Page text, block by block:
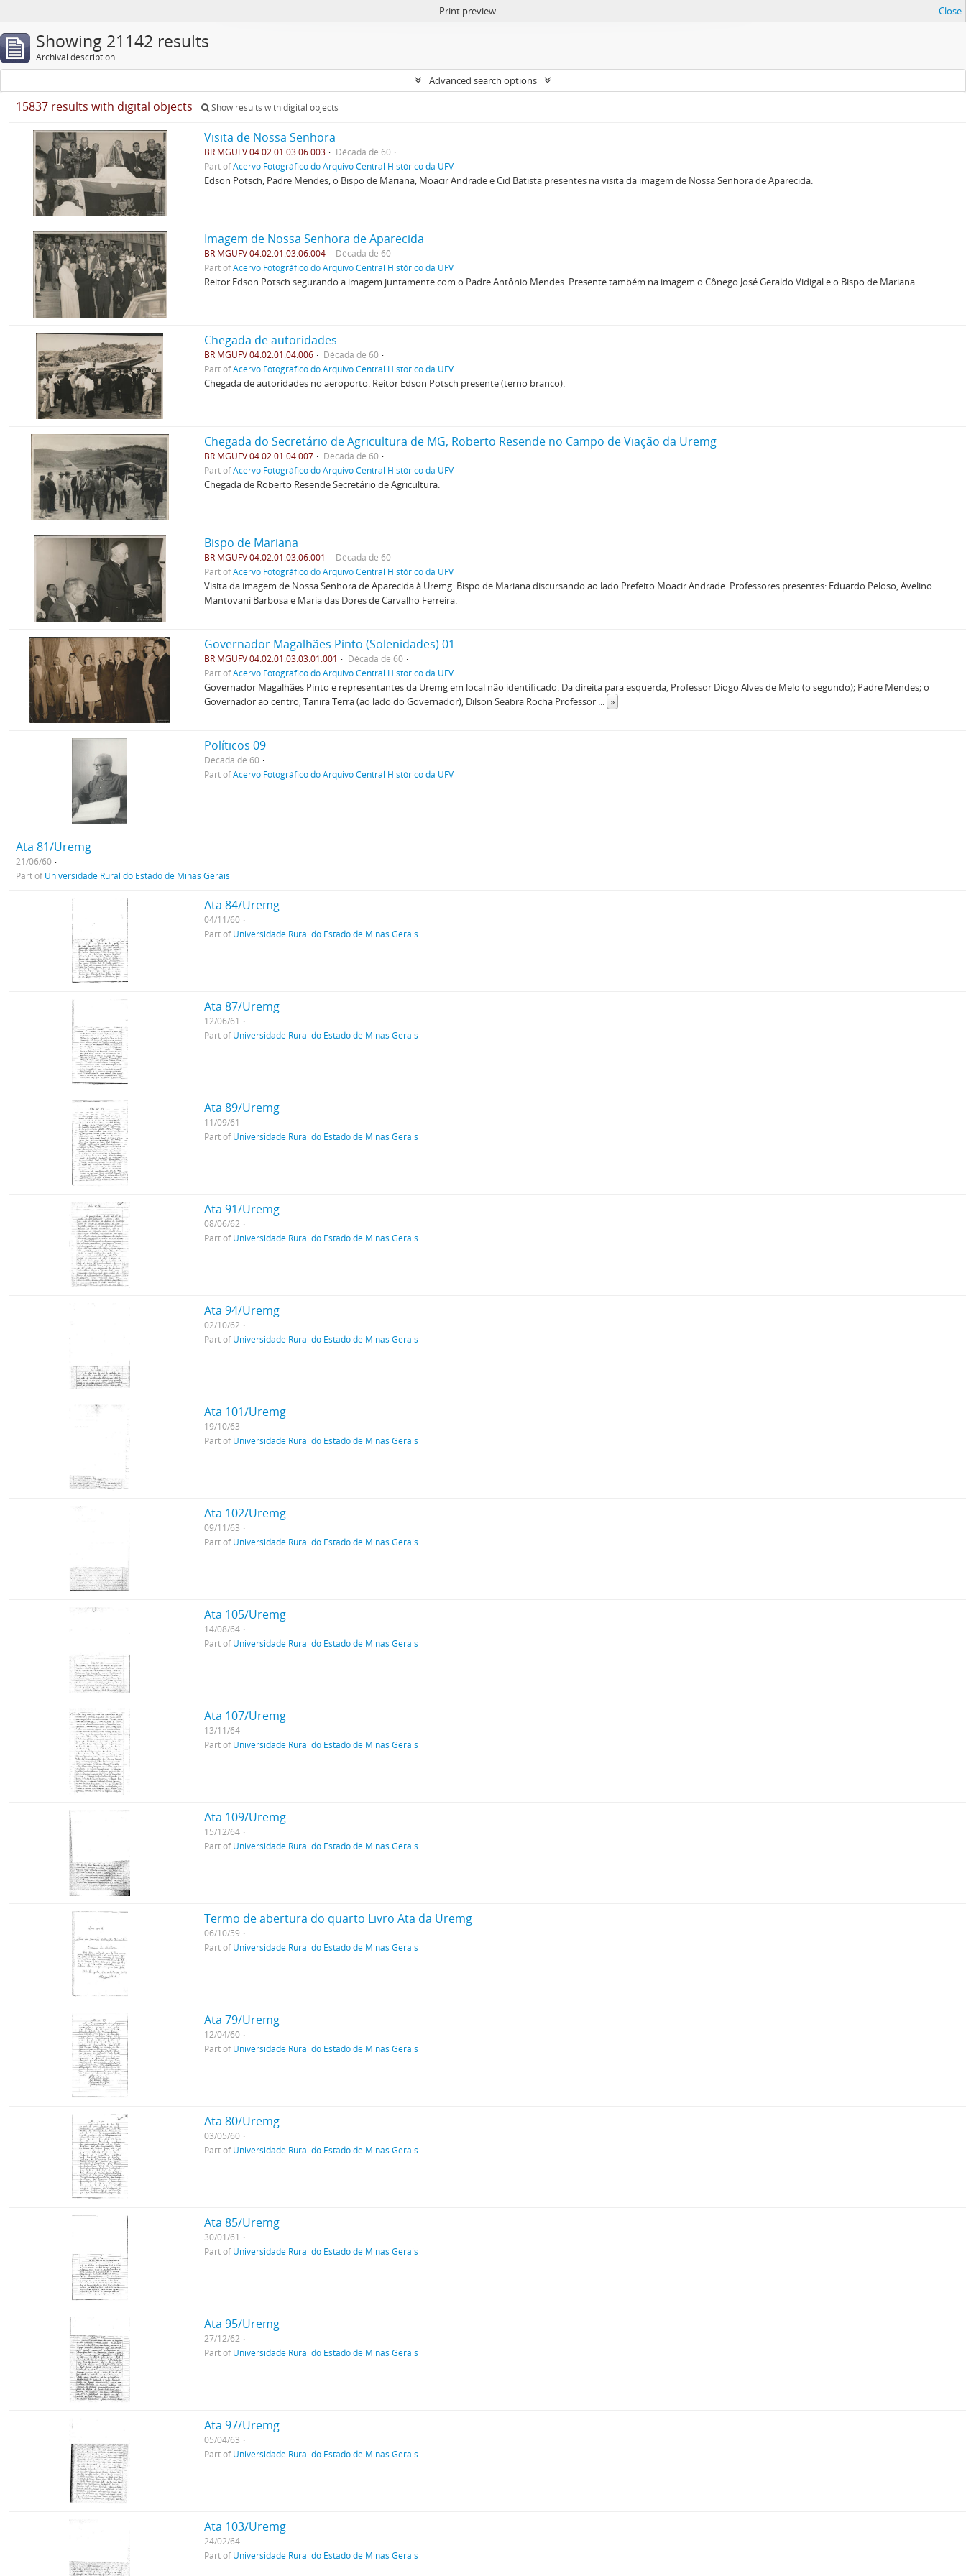
Print preview Close
Showing 21142 results
Archival description
Advanced search options
15837 results with digital objects Show results with digital objects
Visita de Nossa Senhora
BR MGUFV 04.02.01.03.06.003
Década de 60
Part ofAcervo Fotográfico do Arquivo Central Histórico da UFV
Edson Potsch, Padre Mendes, o Bispo de Mariana, Moacir Andrade e Cid Batista presentes na visita da imagem de Nossa Senhora de Aparecida.
Imagem de Nossa Senhora de Aparecida
BR MGUFV 04.02.01.03.06.004
Década de 60
Part ofAcervo Fotográfico do Arquivo Central Histórico da UFV
Reitor Edson Potsch segurando a imagem juntamente com o Padre Antônio Mendes. Presente também na imagem o Cônego José Geraldo Vidigal e o Bispo de Mariana.
Chegada de autoridades
BR MGUFV 04.02.01.04.006
Década de 60
Part ofAcervo Fotográfico do Arquivo Central Histórico da UFV
Chegada de autoridades no aeroporto. Reitor Edson Potsch presente (terno branco).
Chegada do Secretário de Agricultura de MG, Roberto Resende no Campo de Viação da Uremg
BR MGUFV 04.02.01.04.007
Década de 60
Part ofAcervo Fotográfico do Arquivo Central Histórico da UFV
Chegada de Roberto Resende Secretário de Agricultura.
Bispo de Mariana
BR MGUFV 04.02.01.03.06.001
Década de 60
Part ofAcervo Fotográfico do Arquivo Central Histórico da UFV
Visita da imagem de Nossa Senhora de Aparecida à Uremg. Bispo de Mariana discursando ao lado Prefeito Moacir Andrade. Professores presentes: Eduardo Peloso, Avelino
Mantovani Barbosa e Maria das Dores de Carvalho Ferreira.
Governador Magalhães Pinto (Solenidades) 01
BR MGUFV 04.02.01.03.03.01.001
Década de 60
Part ofAcervo Fotográfico do Arquivo Central Histórico da UFV
Governador Magalhães Pinto e representantes da Uremg em local não identificado. Da direita para esquerda, Professor Diogo Alves de Melo (o segundo); Padre Mendes; o
Governador ao centro; Tanira Terra (ao lado do Governador); Dilson Seabra Rocha Professor ... »
Políticos 09
Década de 60
Part ofAcervo Fotográfico do Arquivo Central Histórico da UFV
Ata 81/Uremg
21/06/60
Part ofUniversidade Rural do Estado de Minas Gerais
Ata 84/Uremg
04/11/60
Part ofUniversidade Rural do Estado de Minas Gerais
Ata 87/Uremg
12/06/61
Part ofUniversidade Rural do Estado de Minas Gerais
Ata 89/Uremg
11/09/61
Part ofUniversidade Rural do Estado de Minas Gerais
Ata 91/Uremg
08/06/62
Part ofUniversidade Rural do Estado de Minas Gerais
Ata 94/Uremg
02/10/62
Part ofUniversidade Rural do Estado de Minas Gerais
Ata 101/Uremg
19/10/63
Part ofUniversidade Rural do Estado de Minas Gerais
Ata 102/Uremg
09/11/63
Part ofUniversidade Rural do Estado de Minas Gerais
Ata 105/Uremg
14/08/64
Part ofUniversidade Rural do Estado de Minas Gerais
Ata 107/Uremg
13/11/64
Part ofUniversidade Rural do Estado de Minas Gerais
Ata 109/Uremg
15/12/64
Part ofUniversidade Rural do Estado de Minas Gerais
Termo de abertura do quarto Livro Ata da Uremg
06/10/59
Part ofUniversidade Rural do Estado de Minas Gerais
Ata 79/Uremg
12/04/60
Part ofUniversidade Rural do Estado de Minas Gerais
Ata 80/Uremg
03/05/60
Part ofUniversidade Rural do Estado de Minas Gerais
Ata 85/Uremg
30/01/61
Part ofUniversidade Rural do Estado de Minas Gerais
Ata 95/Uremg
27/12/62
Part ofUniversidade Rural do Estado de Minas Gerais
Ata 97/Uremg
05/04/63
Part ofUniversidade Rural do Estado de Minas Gerais
Ata 103/Uremg
24/02/64
Part ofUniversidade Rural do Estado de Minas Gerais